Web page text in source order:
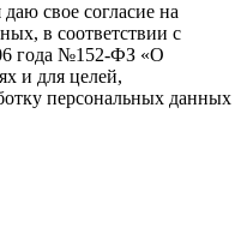
свое согласие на
в соответствии с
года №152-ФЗ «О
и для целей,
персональных данных